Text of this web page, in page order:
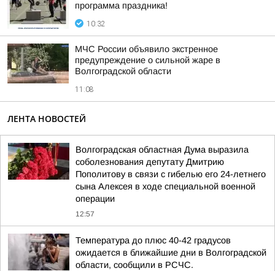
программа праздника!
10:32
МЧС России объявило экстренное
предупреждение о сильной жаре в
Волгоградской области
11:08
ЛЕНТА НОВОСТЕЙ
Волгоградская областная Дума выразила
соболезнования депутату Дмитрию
Пополитову в связи с гибелью его 24-летнего
сына Алексея в ходе специальной военной
операции
12:57
Температура до плюс 40-42 градусов
ожидается в ближайшие дни в Волгоградской
области, сообщили в РСЧС.